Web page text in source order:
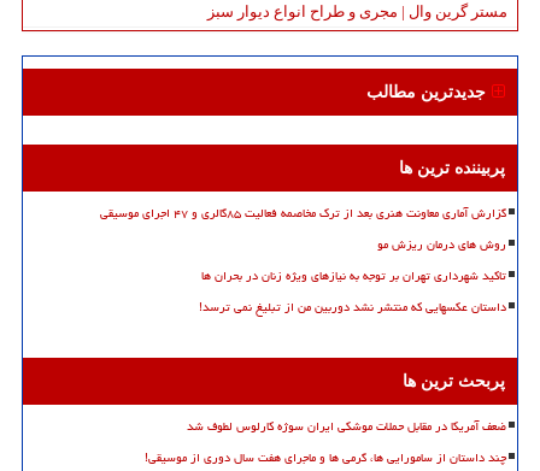
مستر گرین وال | مجری و طراح انواع دیوار سبز
جدیدترین مطالب
پربیننده ترین ها
گزارش آماری معاونت هنری بعد از ترک مخاصمه فعالیت ۸۵گالری و ۴۷ اجرای موسیقی
روش های درمان ریزش مو
تاکید شهرداری تهران بر توجه به نیازهای ویژه زنان در بحران ها
داستان عکسهایی که منتشر نشد دوربین من از تبلیغ نمی ترسد!
پربحث ترین ها
ضعف آمریکا در مقابل حملات موشکی ایران سوژه کارلوس لطوف شد
چند داستان از سامورایی ها، گرمی ها و ماجرای هفت سال دوری از موسیقی!